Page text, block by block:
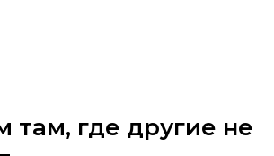
там, где другие не